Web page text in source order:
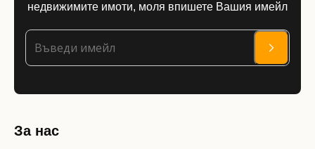
недвижимите имоти, моля впишете Вашия имейл
За нас